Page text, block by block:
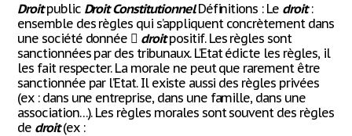
Droitpublic Droit ConstitutionnelDéfinitions : Le droit:
ensemble des règles qui s’appliquent concrètement dans
une société donnée  droitpositif. Les règles sont
sanctionnées par des tribunaux. L’Etat édicte les règles, il
les fait respecter. La morale ne peut que rarement être
sanctionnée par l’Etat. Il existe aussi des règles privées
(ex : dans une entreprise, dans une famille, dans une
association…). Les règles morales sont souvent des règles
de droit(ex :